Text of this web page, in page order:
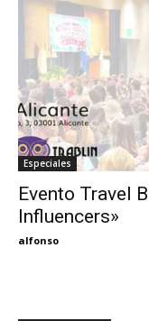
Especiales
Evento Travel
Influencers»
alfonso